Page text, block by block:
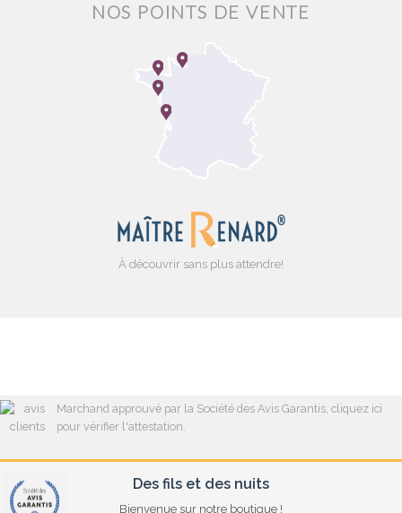
NOS POINTS DE VENTE
À découvrir sans plus attendre!
Marchand approuvé par la Société des Avis Garantis, cliquez ici
pour vérifier l'attestation.
Des fils et des nuits
Bienvenue sur notre boutique !